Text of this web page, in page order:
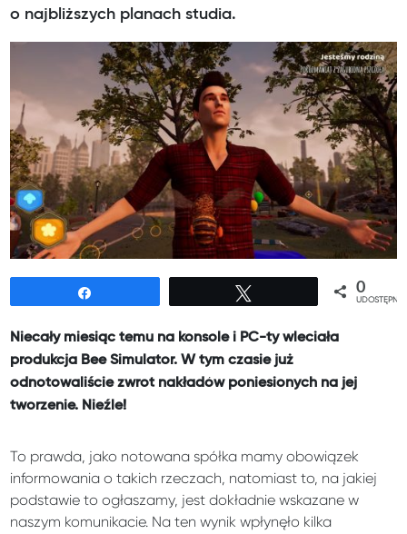
o najbliższych planach studia.
0
Niecały miesiąc temu na konsole i PC-ty wleciała
produkcja Bee Simulator. W tym czasie już
odnotowaliście zwrot nakładów poniesionych na jej
tworzenie. Nieźle!
To prawda, jako notowana spółka mamy obowiązek
informowania o takich rzeczach, natomiast to, na jakiej
podstawie to ogłaszamy, jest dokładnie wskazane w
naszym komunikacie. Na ten wynik wpłynęło kilka